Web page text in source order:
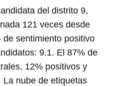
del distrito 9,
121 veces desde
sentimiento positivo
9.1. El 87% de
12% positivos y
nube de etiquetas